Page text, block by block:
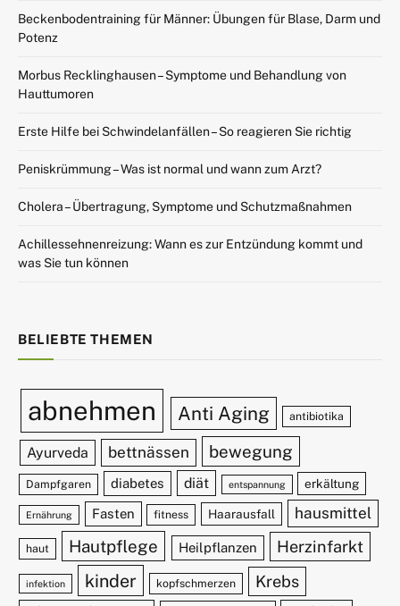
Beckenbodentraining für Männer: Übungen für Blase, Darm und
Potenz
Morbus Recklinghausen – Symptome und Behandlung von
Hauttumoren
Erste Hilfe bei Schwindelanfällen – So reagieren Sie richtig
Peniskrümmung – Was ist normal und wann zum Arzt?
Cholera – Übertragung, Symptome und Schutzmaßnahmen
Achillessehnenreizung: Wann es zur Entzündung kommt und
was Sie tun können
BELIEBTE THEMEN
abnehmen Anti Aging antibiotika
Ayurveda bettnässen bewegung
Dampfgaren diabetes diät entspannung erkältung
Ernährung Fasten fitness Haarausfall hausmittel
haut Hautpflege Heilpflanzen Herzinfarkt
infektion kinder kopfschmerzen Krebs